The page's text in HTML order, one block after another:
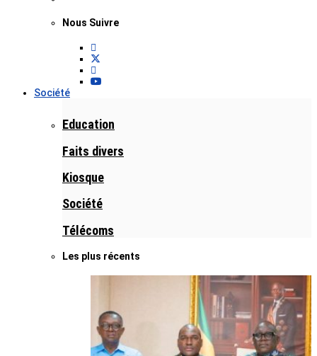
Nous Suivre
Société
Education
Faits divers
Kiosque
Société
Télécoms
Les plus récents